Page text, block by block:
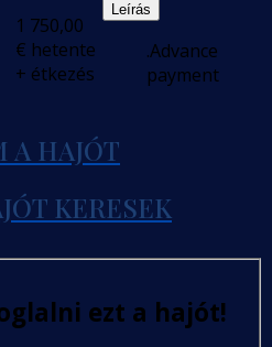
1 750,00
€ hetente
+ étkezés
Leírás
.Advance
payment
A HAJÓT
KERESEK
ezt a hajót!